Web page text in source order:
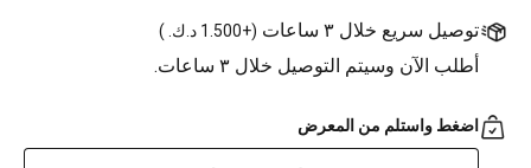
توصيل سريع خلال ٣ ساعات (+1.500 د.ك. )
أطلب الآن وسيتم التوصيل خلال ٣ ساعات.
اضغط واستلم من المعرض